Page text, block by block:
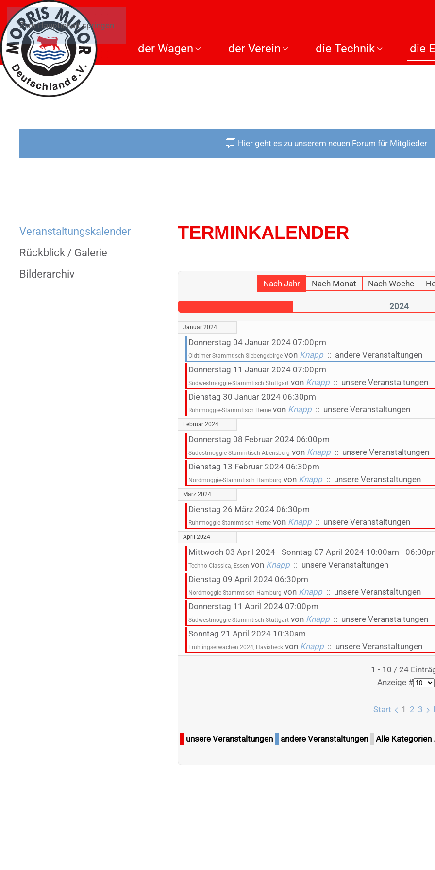
Zum Hauptinhalt springen
der Wagen der Verein die Technik die
Hier geht es zu unserem neuen Forum für Mitglieder
TERMINKALENDER
Nach Jahr Nach Monat Nach Woche
2024
Januar 2024
Donnerstag 04 Januar 2024 07:00pm
Oldtimer Stammtisch Siebengebirge von Knapp :: andere Veranstaltungen
Donnerstag 11 Januar 2024 07:00pm
Südwestmoggie-Stammtisch Stuttgart von Knapp :: unsere Veranstaltungen
Dienstag 30 Januar 2024 06:30pm
Ruhrmoggie-Stammtisch Herne von Knapp :: unsere Veranstaltungen
Februar 2024
Donnerstag 08 Februar 2024 06:00pm
Südostmoggie-Stammtisch Abensberg von Knapp :: unsere Veranstaltungen
Dienstag 13 Februar 2024 06:30pm
Nordmoggie-Stammtisch Hamburg von Knapp :: unsere Veranstaltungen
März 2024
Dienstag 26 März 2024 06:30pm
Ruhrmoggie-Stammtisch Herne von Knapp :: unsere Veranstaltungen
April 2024
Mittwoch 03 April 2024 - Sonntag 07 April 2024 10:00am -
Techno-Classica, Essen von Knapp :: unsere Veranstaltungen
Dienstag 09 April 2024 06:30pm
Nordmoggie-Stammtisch Hamburg von Knapp :: unsere Veranstaltungen
Donnerstag 11 April 2024 07:00pm
Südwestmoggie-Stammtisch Stuttgart von Knapp :: unsere Veranstaltungen
Sonntag 21 April 2024 10:30am
Frühlingserwachen 2024, Havixbeck von Knapp :: unsere Veranstaltungen
Limite
1 - 10 / 24
Anzeige #
Start 1 2 3
unsere Veranstaltungen andere Veranstaltungen Alle Kategorien
Veranstaltungs­kalender
Rückblick / Galerie
Bilderarchiv